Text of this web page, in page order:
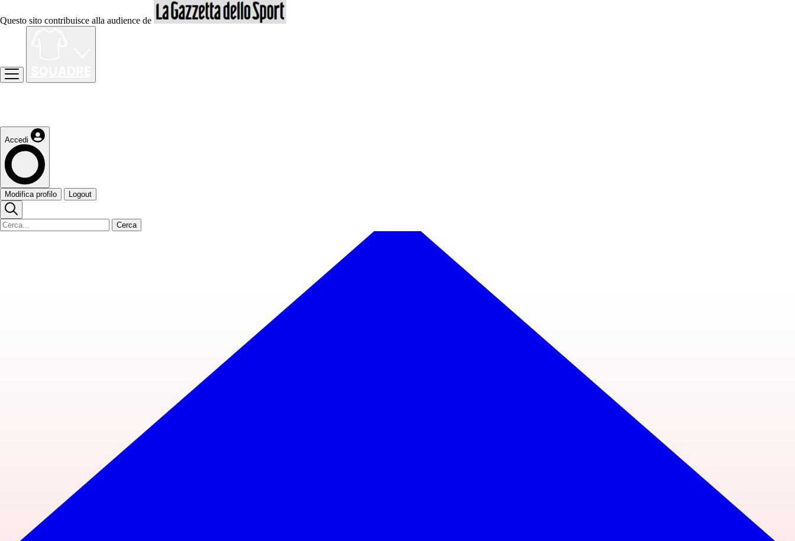
Questo sito contribuisce alla audience de
Accedi
Modifica profilo Logout
Cerca